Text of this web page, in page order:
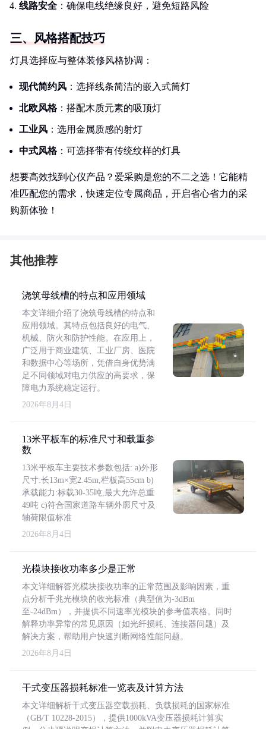
线路安全 ：确保电线绝缘良好，避免短路风险
三、风格搭配技巧
灯具选择应与整体装修风格协调：
现代简约风 ：选择线条简洁的嵌入式筒灯
北欧风格：搭配木质元素的吸顶灯
工业风 ：选用金属质感的射灯
中式风格：可选择带有传统纹样的灯具
想要高效找到心仪产品？爱采购是您的不二之选！它能精
准匹配您的需求，快速定位专属商品，开启省心省力的采
购新体验！
其他推荐
浇筑母线槽的特点和应用领域
本文详细介绍了浇筑母线槽的特点和
应用领域。其特点包括良好的电气、
机械、防火和防护性能。在应用上，
广泛用于商业建筑、工业厂房、医院
和数据中心等场所，凭借自身优势满
足不同领域对电力供应的高要求，保
障电力系统稳定运行。
2026年8月4日
13米平板车的标准尺寸和载重参
数
13米平板车主要技术参数包括: a)外形
尺寸:长13m×宽2.45m,栏板高55cm b)
承载能力:标载30-35吨,最大允许总重
49吨 c)符合国家道路车辆外廓尺寸及
轴荷限值标准
2026年8月4日
光模块接收功率多少是正常
本文详细解答光模块接收功率的正常范围及影响因素，重
点分析千兆光模块的收光标准（典型值为-3dBm
至-24dBm），并提供不同速率光模块的参考值表格。同时
解释功率异常的常见原因（如光纤损耗、连接器问题）及
解决方案，帮助用户快速判断网络性能问题。
2026年8月4日
干式变压器损耗标准一览表及计算方法
本文详细解析干式变压器空载损耗、负载损耗的国家标准
（GB/T 10228-2015），提供1000kVA变压器损耗计算实